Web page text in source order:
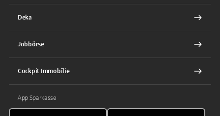
Deka
Jobbörse
Cockpit Immobilie
App Sparkasse